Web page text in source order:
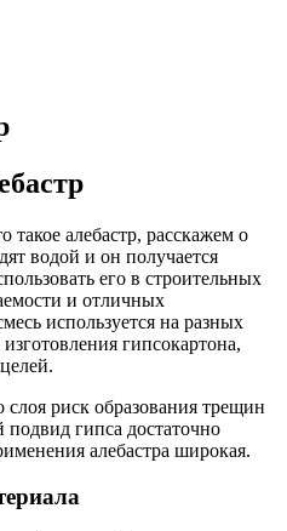
алебастр, расскажем о
водой и он получается
его в строительных
и отличных
используется на разных
гипсокартона,
риск образования трещин
гипса достаточно
алебастра широкая.